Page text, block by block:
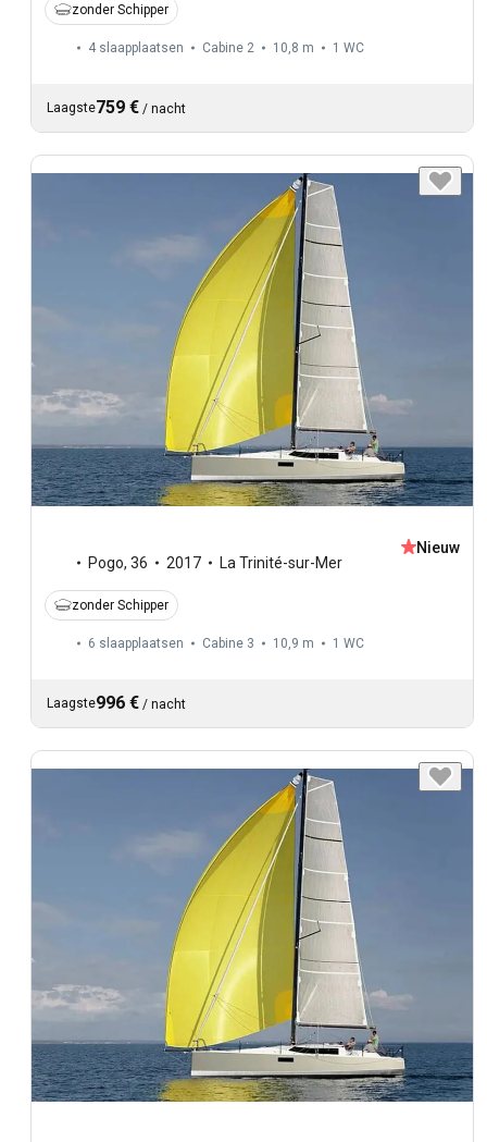
zonder Schipper
4 slaapplaatsen Cabine 2 10,8 m 1 WC
Laagste759 € / nacht
Pogo, 36 2017 La Trinité-sur-Mer
Nieuw
zonder Schipper
6 slaapplaatsen Cabine 3 10,9 m 1 WC
Laagste996 € / nacht